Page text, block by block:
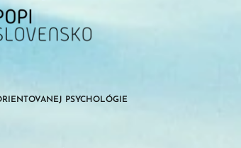
PSYCHOLÓGIE